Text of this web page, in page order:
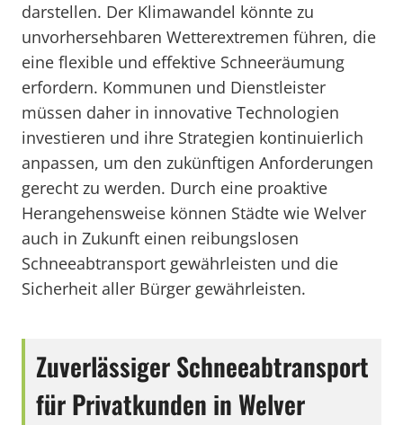
darstellen. Der Klimawandel könnte zu
unvorhersehbaren Wetterextremen führen, die
eine flexible und effektive Schneeräumung
erfordern. Kommunen und Dienstleister
müssen daher in innovative Technologien
investieren und ihre Strategien kontinuierlich
anpassen, um den zukünftigen Anforderungen
gerecht zu werden. Durch eine proaktive
Herangehensweise können Städte wie Welver
auch in Zukunft einen reibungslosen
Schneeabtransport gewährleisten und die
Sicherheit aller Bürger gewährleisten.
Zuverlässiger Schneeabtransport
für Privatkunden in Welver